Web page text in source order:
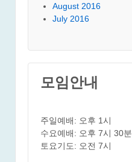
August 2016
July 2016
모임안내
주일예배: 오후 1시
수요예배: 오후 7시 30분
토요기도: 오전 7시